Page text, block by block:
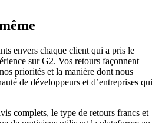
envers chaque client qui a pris le
sur G2. Vos retours façonnent
priorités et la manière dont nous
de développeurs et d’entreprises qui
complets, le type de retours francs et